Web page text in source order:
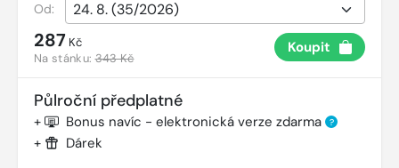
Od:
287 Kč
Na stánku:343 Kč
Koupit
Půlroční předplatné
+ Bonus navíc - elektronická verze zdarma ?
+ Dárek